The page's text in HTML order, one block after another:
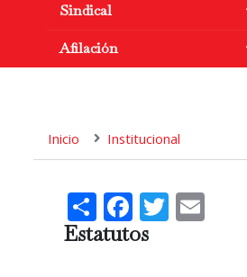
Sindical
Afilación
Inicio Institucional
ShareFacebook
Twitter
Estatutos